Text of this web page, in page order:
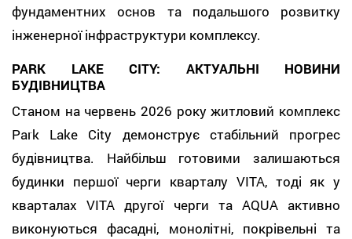
фундаментних основ та подальшого розвитку
інженерної інфраструктури комплексу.
PARK LAKE CITY: АКТУАЛЬНІ НОВИНИ
БУДІВНИЦТВА
Станом на червень 2026 року житловий комплекс
Park Lake City демонструє стабільний прогрес
будівництва. Найбільш готовими залишаються
будинки першої черги кварталу VITA, тоді як у
кварталах VITA другої черги та AQUA активно
виконуються фасадні, монолітні, покрівельні та